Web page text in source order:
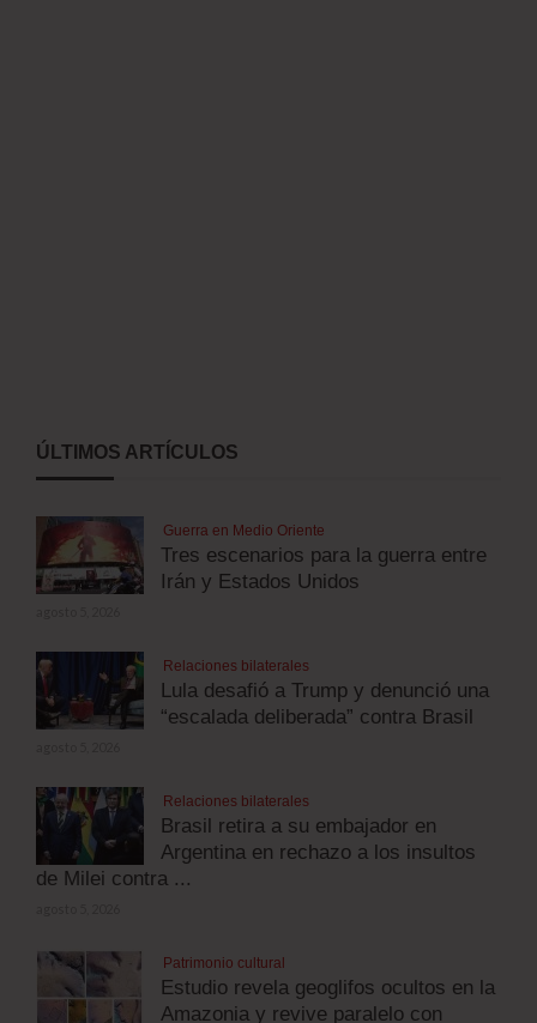
ÚLTIMOS ARTÍCULOS
Guerra en Medio Oriente
Tres escenarios para la guerra entre
Irán y Estados Unidos
Relaciones bilaterales
Lula desafió a Trump y denunció una
“escalada deliberada” contra Brasil
Relaciones bilaterales
Brasil retira a su embajador en
Argentina en rechazo a los insultos
de Milei contra ...
Patrimonio cultural
Estudio revela geoglifos ocultos en la
Amazonia y revive paralelo con